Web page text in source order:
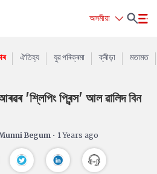
অসমীয়া
ঐতিহ্য যুৱ পৰিক্ৰমা ক্ৰীড়া মতামত
'শ্লিপিং প্ৰিন্স' আল ৱালিদ বিন
Begum • 1 Years ago